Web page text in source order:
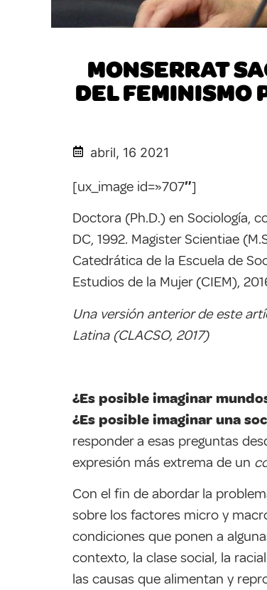
MONSERRAT
DEL FEMINISMO
abril, 16 2021
[ux_image id=»707″]
Doctora (Ph.D.) en Sociología,
DC, 1992. Magister Scientiae
Catedrática de la Escuela de
Estudios de la Mujer (CIEM),
Una versión anterior de este
Latina (CLACSO, 2017)
¿Es posible imaginar
¿Es posible imaginar una
responder a esas preguntas
expresión más extrema de un
Con el fin de abordar la
sobre los factores micro y
condiciones que ponen a
contexto, la clase social, la
las causas que alimentan y